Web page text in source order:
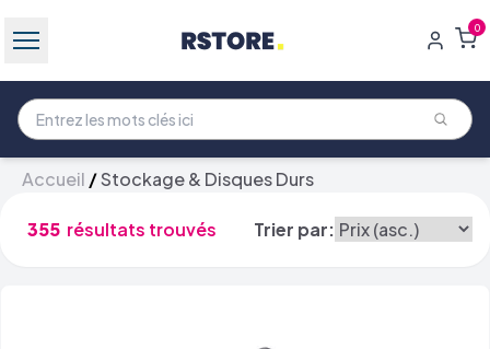
0
Accueil /Stockage & Disques Durs
355 résultats trouvés Trier par: